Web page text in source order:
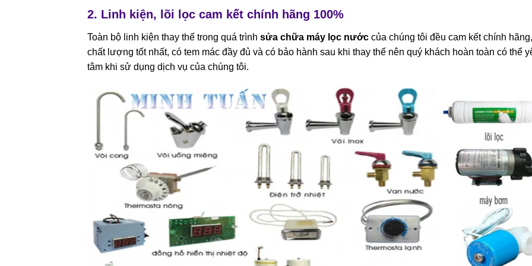
2. Linh kiện, lõi lọc cam kết chính hãng 100%
Toàn bộ linh kiện thay thế trong quá trình sửa chữa máy lọc nước của chúng tôi đều cam kết chính hãng,
chất lượng tốt nhất, có tem mác đầy đủ và có bảo hành sau khi thay thế nên quý khách hoàn toàn có thể
tâm khi sử dụng dịch vụ của chúng tôi.